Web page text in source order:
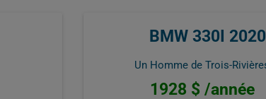
BMW 330I 2020
Un Homme de Trois-
1928 $ /année